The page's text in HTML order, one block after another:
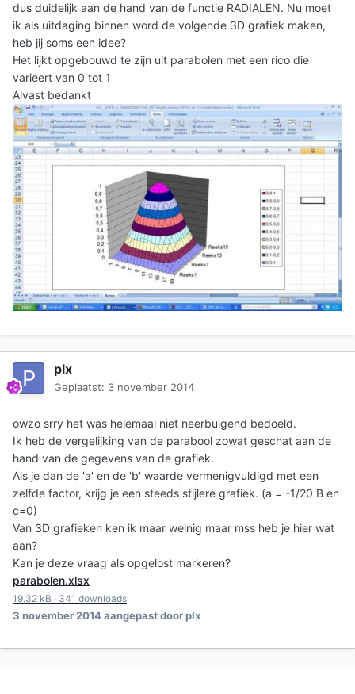
dus duidelijk aan de hand van de functie RADIALEN. Nu moet
ik als uitdaging binnen word de volgende 3D grafiek maken,
heb jij soms een idee?
Het lijkt opgebouwd te zijn uit parabolen met een rico die
varieert van 0 tot 1
Alvast bedankt
plx
Geplaatst: 3 november 2014
owzo srry het was helemaal niet neerbuigend bedoeld.
Ik heb de vergelijking van de parabool zowat geschat aan de
hand van de gegevens van de grafiek.
Als je dan de 'a' en de 'b' waarde vermenigvuldigd met een
zelfde factor, krijg je een steeds stijlere grafiek. (a = -1/20 B en
c=0)
Van 3D grafieken ken ik maar weinig maar mss heb je hier wat
aan?
Kan je deze vraag als opgelost markeren?
parabolen.xlsx
19.32 kB · 341 downloads
3 november 2014aangepast door plx